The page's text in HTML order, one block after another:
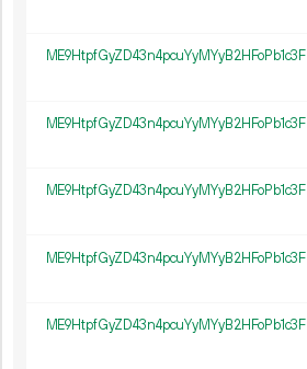
ME9HtpfGyZD43n4pcuYyMYyB2HFoPb1c3F
ME9HtpfGyZD43n4pcuYyMYyB2HFoPb1c3F
ME9HtpfGyZD43n4pcuYyMYyB2HFoPb1c3F
ME9HtpfGyZD43n4pcuYyMYyB2HFoPb1c3F
ME9HtpfGyZD43n4pcuYyMYyB2HFoPb1c3F